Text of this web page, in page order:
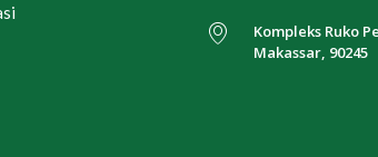
Kompleks Ruko
Makassar, 90245